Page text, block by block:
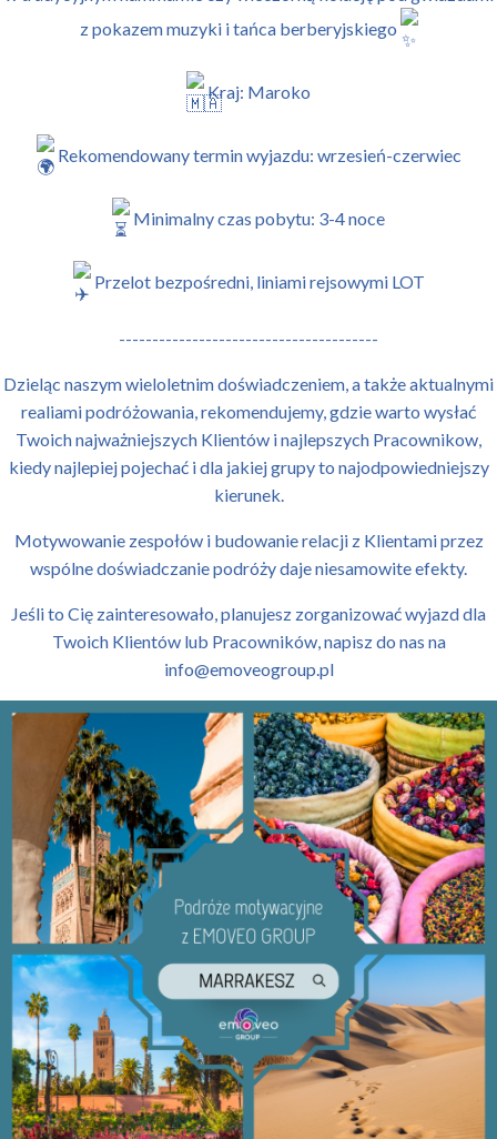
z pokazem muzyki i tańca berberyjskiego
Kraj: Maroko
Rekomendowany termin wyjazdu: wrzesień-czerwiec
Minimalny czas pobytu: 3-4 noce
Przelot bezpośredni, liniami rejsowymi LOT
---------------------------------------
Dzieląc naszym wieloletnim doświadczeniem, a także aktualnymi
realiami podróżowania, rekomendujemy, gdzie warto wysłać
Twoich najważniejszych Klientów i najlepszych Pracownikow,
kiedy najlepiej pojechać i dla jakiej grupy to najodpowiedniejszy
kierunek.
Motywowanie zespołów i budowanie relacji z Klientami przez
wspólne doświadczanie podróży daje niesamowite efekty.
Jeśli to Cię zainteresowało, planujesz zorganizować wyjazd dla
Twoich Klientów lub Pracowników, napisz do nas na
info@emoveogroup.pl